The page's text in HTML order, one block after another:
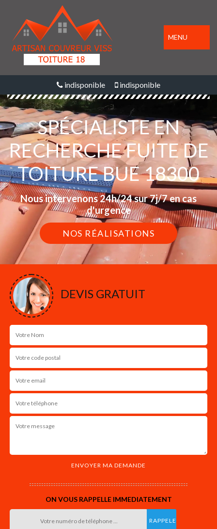
MENU
indisponible indisponible
SPÉCIALISTE EN
RECHERCHE FUITE DE
TOITURE BUE 18300
Nous intervenons 24h/24 sur 7j/7 en cas
d'urgence
NOS RÉALISATIONS
DEVIS GRATUIT
ON VOUS RAPPELLE IMMEDIATEMENT